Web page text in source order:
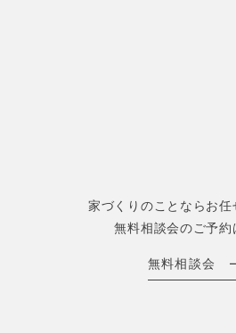
家づくりのことならお任
無料相談会のご予約
無料相談会